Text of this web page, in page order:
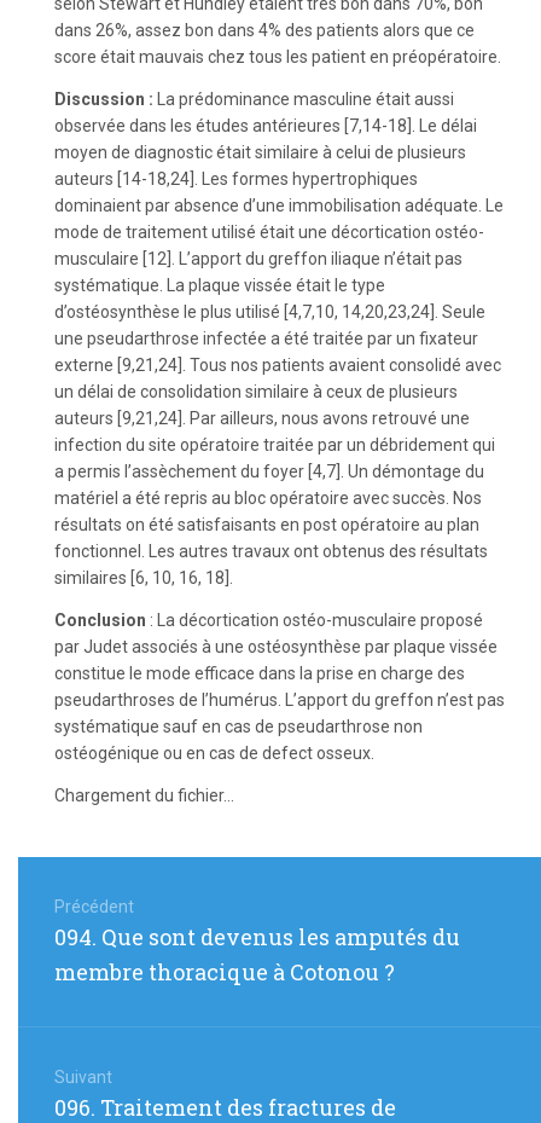
dans 26%, assez bon dans 4% des patients alors que ce
score était mauvais chez tous les patient en préopératoire.
Discussion :
La prédominance masculine était aussi
observée dans les études antérieures [7,14-18]. Le délai
moyen de diagnostic était similaire à celui de plusieurs
auteurs [14-18,24]. Les formes hypertrophiques
dominaient par absence d’une immobilisation adéquate. Le
mode de traitement utilisé était une décortication ostéo-
musculaire [12]. L’apport du greffon iliaque n’était pas
systématique. La plaque vissée était le type
d’ostéosynthèse le plus utilisé [4,7,10, 14,20,23,24]. Seule
une pseudarthrose infectée a été traitée par un fixateur
externe [9,21,24]. Tous nos patients avaient consolidé avec
un délai de consolidation similaire à ceux de plusieurs
auteurs [9,21,24]. Par ailleurs, nous avons retrouvé une
infection du site opératoire traitée par un débridement qui
a permis l’assèchement du foyer [4,7]. Un démontage du
matériel a été repris au bloc opératoire avec succès. Nos
résultats on été satisfaisants en post opératoire au plan
fonctionnel. Les autres travaux ont obtenus des résultats
similaires [6, 10, 16, 18].
Conclusion : La décortication ostéo-musculaire proposé
par Judet associés à une ostéosynthèse par plaque vissée
constitue le mode efficace dans la prise en charge des
pseudarthroses de l’humérus. L’apport du greffon n’est pas
systématique sauf en cas de pseudarthrose non
ostéogénique ou en cas de defect osseux.
Chargement du fichier...
de
l’article
Précédent
Article
:
094. Que sont devenus les amputés du
membre thoracique à Cotonou ?
Suivant
Article
096. Traitement des fractures de